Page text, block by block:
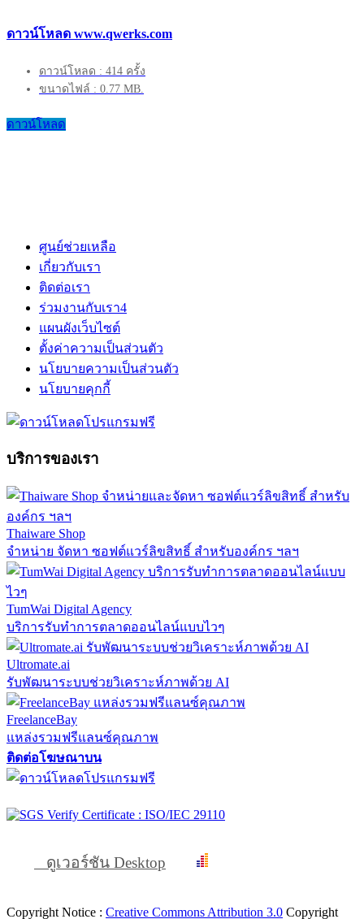
ดาวน์โหลด www.qwerks.com
ดาวน์โหลด : 414 ครั้ง
ขนาดไฟล์ : 0.77 MB.
ดาวน์โหลด
ศูนย์ช่วยเหลือ
เกี่ยวกับเรา
ติดต่อเรา
ร่วมงานกับเรา4
แผนผังเว็บไซต์
ตั้งค่าความเป็นส่วนตัว
นโยบายความเป็นส่วนตัว
นโยบายคุกกี้
บริการของเรา
Thaiware Shop
จำหน่าย จัดหา ซอฟต์แวร์ลิขสิทธิ์ สำหรับองค์กร ฯลฯ
TumWai Digital Agency
บริการรับทำการตลาดออนไลน์แบบไวๆ
Ultromate.ai
รับพัฒนาระบบช่วยวิเคราะห์ภาพด้วย AI
FreelanceBay
แหล่งรวมฟรีแลนซ์คุณภาพ
ติดต่อโฆษณาบน
ดูเวอร์ชัน Desktop
Copyright Notice : Creative Commons Attribution 3.0 Copyright